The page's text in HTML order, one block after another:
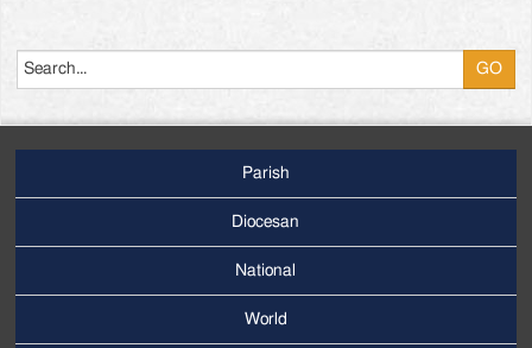
Menu
Parish
Diocesan
National
World